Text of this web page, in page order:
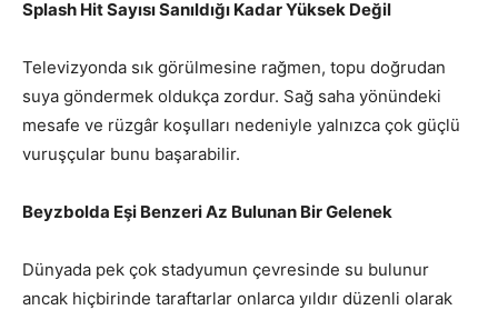
Splash Hit Sayısı Sanıldığı Kadar Yüksek Değil
Televizyonda sık görülmesine rağmen, topu doğrudan
suya göndermek oldukça zordur. Sağ saha yönündeki
mesafe ve rüzgâr koşulları nedeniyle yalnızca çok güçlü
vuruşçular bunu başarabilir.
Beyzbolda Eşi Benzeri Az Bulunan Bir Gelenek
Dünyada pek çok stadyumun çevresinde su bulunur
ancak hiçbirinde taraftarlar onlarca yıldır düzenli olarak